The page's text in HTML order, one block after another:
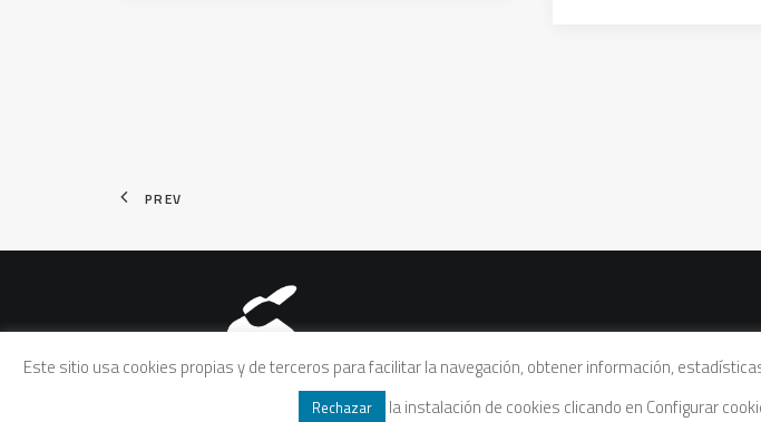
PREV
Aviso legal|Política de privacidad|Política de cookies|
Este sitio usa cookies propias y de terceros para facilitar la navegación, obtener información,
Rechazar la instalación de cookies clicando en Configurar